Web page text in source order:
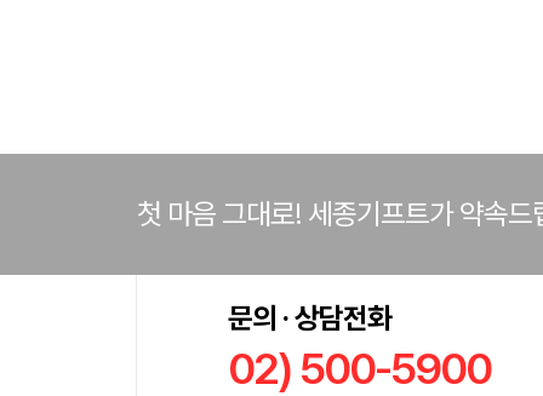
첫 마음 그대로! 세종기프트가 약속드
문의 · 상담전화
02) 500-5900